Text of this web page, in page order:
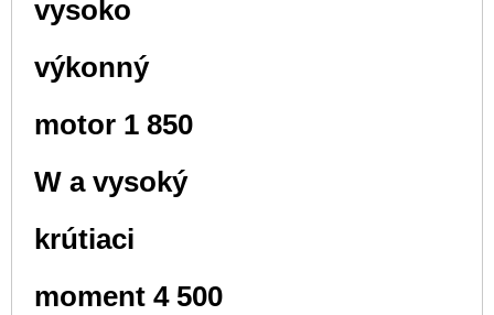
vysoko
výkonný
motor 1 850
W a vysoký
krútiaci
moment 4 500